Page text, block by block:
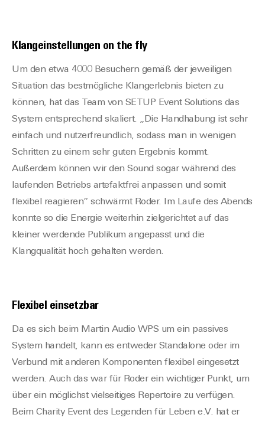
Klangeinstellungen on the fly
Um den etwa 4000 Besuchern gemäß der jeweiligen
Situation das bestmögliche Klangerlebnis bieten zu
können, hat das Team von SETUP Event Solutions das
System entsprechend skaliert. „Die Handhabung ist sehr
einfach und nutzerfreundlich, sodass man in wenigen
Schritten zu einem sehr guten Ergebnis kommt.
Außerdem können wir den Sound sogar während des
laufenden Betriebs artefaktfrei anpassen und somit
flexibel reagieren“ schwärmt Roder. Im Laufe des Abends
konnte so die Energie weiterhin zielgerichtet auf das
kleiner werdende Publikum angepasst und die
Klangqualität hoch gehalten werden.
Flexibel einsetzbar
Da es sich beim Martin Audio WPS um ein passives
System handelt, kann es entweder Standalone oder im
Verbund mit anderen Komponenten flexibel eingesetzt
werden. Auch das war für Roder ein wichtiger Punkt, um
über ein möglichst vielseitiges Repertoire zu verfügen.
Beim Charity Event des Legenden für Leben e.V. hat er